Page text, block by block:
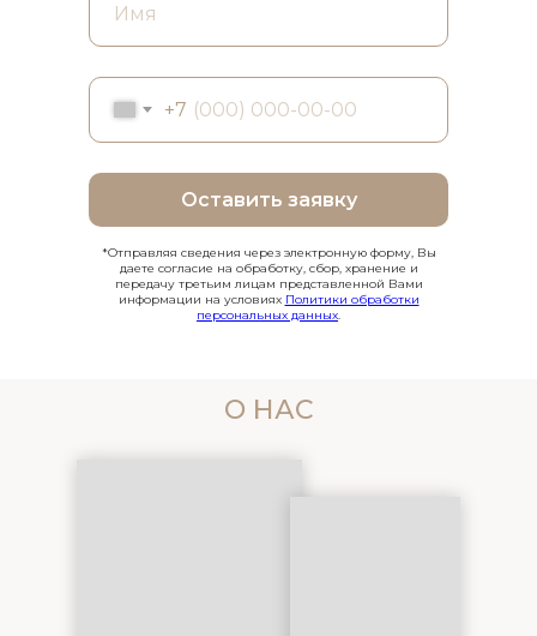
+7
Оставить заявку
*Отправляя сведения через электронную форму, Вы
даете согласие на обработку, сбор, хранение и
передачу третьим лицам представленной Вами
информации на условиях Политики обработки
персональных данных.
О НАС